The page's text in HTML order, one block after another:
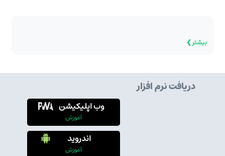
بیشتر ❯
دریافت نرم افزار
وب اپلیکیشن
آموزش
اندروید
آموزش